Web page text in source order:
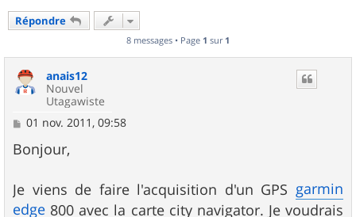
Répondre
8 messages • Page 1 sur 1
anais12
Nouvel
Utagawiste
M
s
s
g
e
01 nov. 2011, 09:58
Bonjour,
Je viens de faire l'acquisition d'un GPS garmin
edge 800 avec la carte city navigator. Je voudrais